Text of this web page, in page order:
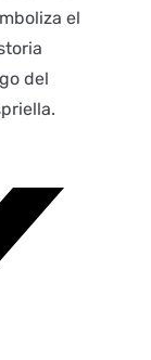
el
del